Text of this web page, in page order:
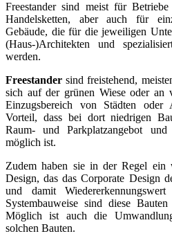
Freestander sind meist für
Handelsketten, aber auch für
Gebäude, die für die jeweiligen
(Haus-)Architekten und
werden.
Freestander sind freistehend,
sich auf der grünen Wiese oder an
Einzugsbereich von Städten oder
Vorteil, dass bei dort niedrigen
Raum- und Parkplatzangebot und
möglich ist.
Zudem haben sie in der Regel ein
Design, das das Corporate Design
und damit
Systembauweise sind diese
Möglich ist auch die
solchen Bauten.